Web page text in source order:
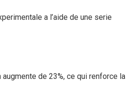
a l’aide de une serie
de 23%, ce qui renforce la